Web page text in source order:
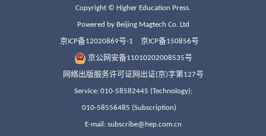
Copyright © Higher Education Press.
Powered by Beijing Magtech Co. Ltd
京ICP备12020869号-1 京ICP备150856号
京公网安备11010202008535号
网络出版服务许可证网出证(京)字第127号
Service: 010-58582445 (Technology);
010-58556485 (Subscription)
E-mail: subscribe@hep.com.cn